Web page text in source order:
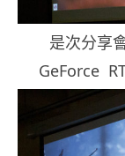
是次分享
GeForce